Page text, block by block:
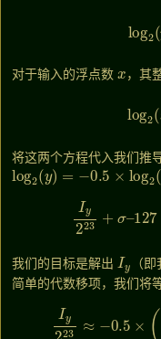
对于输入的浮点数 ，其
将这两个方程代入我们推
log2(y)=−0.5×log2(x)
I
我们的目标是解出
Iy
（
简单的代数移项，我们将
Iy Ix